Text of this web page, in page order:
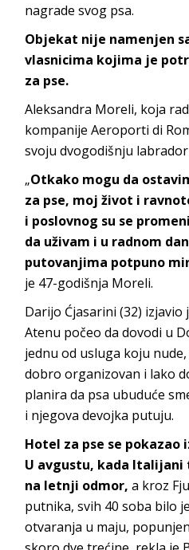
nagrade svog psa.
Objekat nije namenjen
vlasnicima kojima je
za pse.
Aleksandra Moreli, koja
kompanije Aeroporti di
svoju dvogodišnju
„Otkako mogu da
za pse, moj život i
i poslovnog su se
da uživam i u radnom
putovanjima potpuno
je 47-godišnja Moreli.
Darijo Ćjasarini (32)
Atenu počeo da dovodi u
jednu od usluga koju
dobro organizovan i lako
planira da psa ubuduće
i njegova devojka putuju.
Hotel za pse se
U avgustu, kada Italijani
na letnji odmor, a kroz
putnika, svih 40 soba bilo
otvaranja u maju,